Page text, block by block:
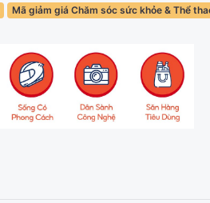
Mã giảm giá Chăm sóc sức khỏe & Thể